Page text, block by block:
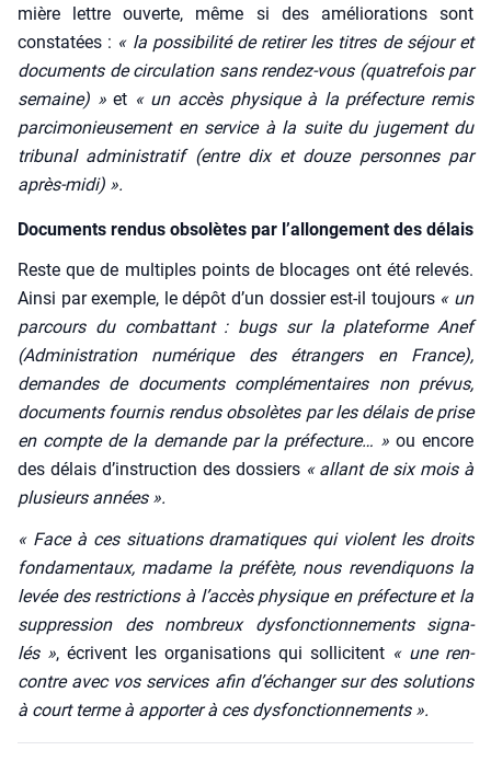
mière lettre ouverte, même si des amé­lio­ra­tions sont
consta­tées : « la pos­si­bi­li­té de reti­rer les titres de séjour et
docu­ments de cir­cu­la­tion sans ren­dez-vous (qua­tre­fois par
semaine) »et « un accès phy­sique à la pré­fec­ture remis
par­ci­mo­nieu­se­ment en ser­vice à la suite du juge­ment du
tri­bu­nal admi­nis­tra­tif (entre dix et douze per­sonnes par
après-midi) ».
Documents rendus obsolètes par l’allongement des délais
Reste que de mul­tiples points de blo­cages ont été rele­vés.
Ain­si par exemple, le dépôt d’un dos­sier est-il tou­jours « un
par­cours du com­bat­tant : bugs sur la pla­te­forme Anef
(Admi­nis­tra­tion numé­rique des étran­gers en France),
demandes de docu­ments com­plé­men­taires non pré­vus,
docu­ments four­nis ren­dus obso­lètes par les délais de prise
en compte de la demande par la pré­fec­ture… » ou encore
des délais d’instruction des dos­siers « allant de six mois à
plu­sieurs années ».
« Face à ces situa­tions dra­ma­tiques qui violent les droits
fon­da­men­taux, madame la pré­fète, nous reven­di­quons la
levée des res­tric­tions à l’accès phy­sique en pré­fec­ture et la
sup­pres­sion des nom­breux dys­fonc­tion­ne­ments signa­
lés », écrivent les orga­ni­sa­tions qui sol­li­citent « une ren­
contre avec vos ser­vices afin d’échanger sur des solu­tions
à court terme à appor­ter à ces dys­fonc­tion­ne­ments ».